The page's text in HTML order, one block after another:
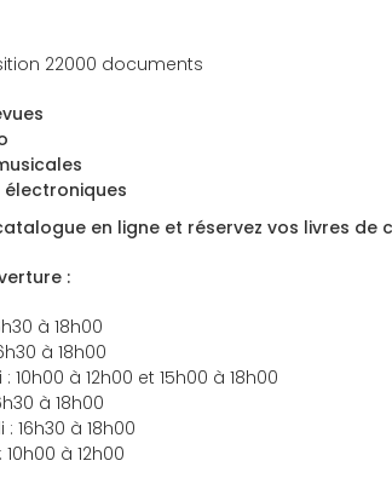
22000 documents
électroniques
en ligne et réservez vos livres de
:
à 18h00
à 18h00
10h00 à 12h00 et 15h00 à 18h00
à 18h00
16h30 à 18h00
à 12h00